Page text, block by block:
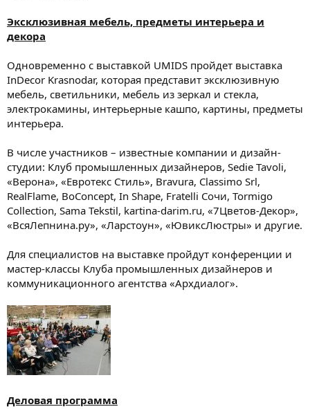
Эксклюзивная мебель, предметы интерьера и
декора
Одновременно с выставкой UMIDS пройдет выставка
InDecor Krasnodar, которая представит эксклюзивную
мебель, светильники, мебель из зеркал и стекла,
электрокамины, интерьерные кашпо, картины, предметы
интерьера.
В числе участников – известные компании и дизайн-
студии: Клуб промышленных дизайнеров, Sedie Tavoli,
«Верона», «Евротекс Стиль», Bravura, Classimo Srl,
RealFlame, BoConcept, In Shape, Fratelli Сочи, Tormigo
Collection, Sama Tekstil, kartina-darim.ru, «7Цветов-Декор»,
«ВсяЛепнина.ру», «Ларстоун», «ЮвиксЛюстры» и другие.
Для специалистов на выставке пройдут конференции и
мастер-классы Клуба промышленных дизайнеров и
коммуникационного агентства «Архдиалог».
Деловая программа